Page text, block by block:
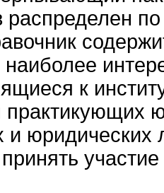
распределен
наиболее
к
практикующих
и